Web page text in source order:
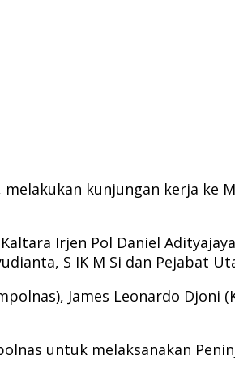
kunjungan kerja ke
Irjen Pol Daniel
S IK M Si dan Pejabat
James Leonardo Djoni
untuk melaksanakan